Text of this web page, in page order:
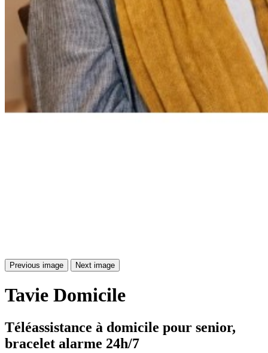
Previous image Next image
Tavie Domicile
Téléassistance à domicile pour senior,
bracelet alarme 24h/7